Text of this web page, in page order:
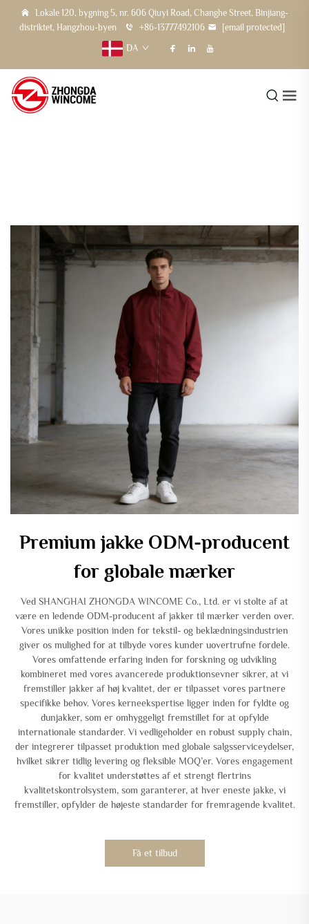
Lokale 120, bygning 5, nr. 606 Qiuyi Road, Changhe Street, Binjiang-
distriktet, Hangzhou-byen
+86-13777492106
[email protected]
DA
Premium jakke ODM-producent
for globale mærker
Ved SHANGHAI ZHONGDA WINCOME Co., Ltd. er vi stolte af at
være en ledende ODM-producent af jakker til mærker verden over.
Vores unikke position inden for tekstil- og beklædningsindustrien
giver os mulighed for at tilbyde vores kunder uovertrufne fordele.
Vores omfattende erfaring inden for forskning og udvikling
kombineret med vores avancerede produktionsevner sikrer, at vi
fremstiller jakker af høj kvalitet, der er tilpasset vores partnere
specifikke behov. Vores kerneekspertise ligger inden for fyldte og
dunjakker, som er omhyggeligt fremstillet for at opfylde
internationale standarder. Vi vedligeholder en robust supply chain,
der integrerer tilpasset produktion med globale salgsserviceydelser,
hvilket sikrer tidlig levering og fleksible MOQ’er. Vores engagement
for kvalitet understøttes af et strengt flertrins
kvalitetskontrolsystem, som garanterer, at hver eneste jakke, vi
fremstiller, opfylder de højeste standarder for fremragende kvalitet.
Få et tilbud